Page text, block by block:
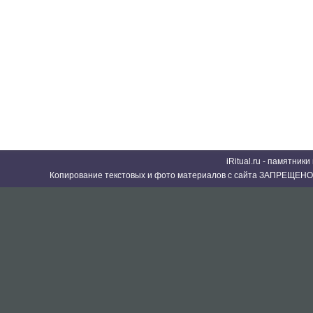
iRitual.ru -
Копирование текстовых и фото материалов с сайта